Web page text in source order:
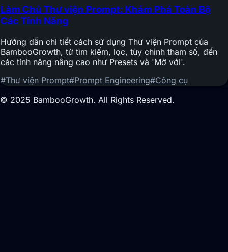
Làm Chủ Thư viện Prompt: Khám Phá Toàn Bộ
Các Tính Năng
Hướng dẫn chi tiết cách sử dụng Thư viện Prompt của
BambooGrowth, từ tìm kiếm, lọc, tùy chỉnh tham số, đến
các tính năng nâng cao như Presets và 'Mở với'.
#Thư viện Prompt#Prompt Engineering#Công cụ
© 2025 BambooGrowth. All Rights Reserved.